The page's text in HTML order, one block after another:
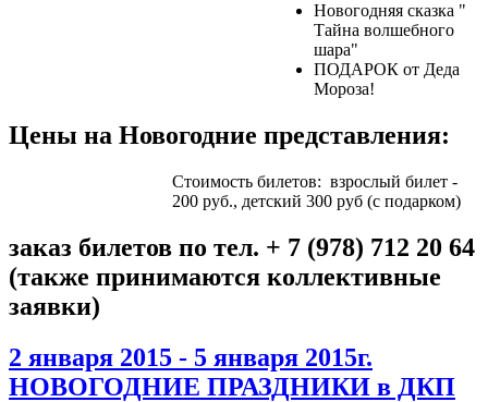
Новогодняя сказка "
Тайна волшебного
шара"
ПОДАРОК от Деда
Мороза!
Цены на Новогодние представления:
Стоимость билетов: взрослый билет -
200 руб., детский 300 руб (с подарком)
заказ билетов по тел. + 7 (978) 712 20 64
(также принимаются коллективные
заявки)
2 января 2015 - 5 января 2015г.
НОВОГОДНИЕ ПРАЗДНИКИ в ДКП